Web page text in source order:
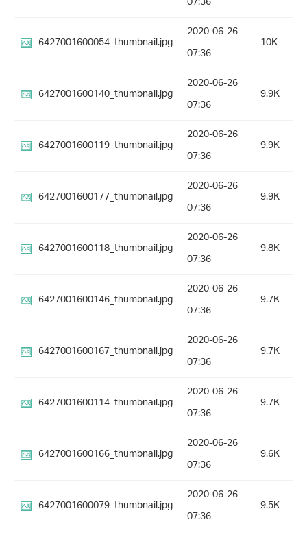
6427001600054_thumbnail.jpg
2020-06-26
07:36
10K
6427001600140_thumbnail.jpg
2020-06-26
07:36
9.9K
6427001600119_thumbnail.jpg
2020-06-26
07:36
9.9K
6427001600177_thumbnail.jpg
2020-06-26
07:36
9.9K
6427001600118_thumbnail.jpg
2020-06-26
07:36
9.8K
6427001600146_thumbnail.jpg
2020-06-26
07:36
9.7K
6427001600167_thumbnail.jpg
2020-06-26
07:36
9.7K
6427001600114_thumbnail.jpg
2020-06-26
07:36
9.7K
6427001600166_thumbnail.jpg
2020-06-26
07:36
9.6K
6427001600079_thumbnail.jpg
2020-06-26
07:36
9.5K